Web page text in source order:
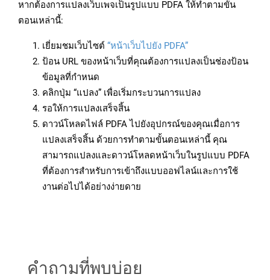
หากต้องการแปลงเว็บเพจเป็นรูปแบบ PDFA ให้ทำตามขั้น
ตอนเหล่านี้:
เยี่ยมชมเว็บไซต์ “หน้าเว็บไปยัง PDFA”
ป้อน URL ของหน้าเว็บที่คุณต้องการแปลงเป็นช่องป้อน
ข้อมูลที่กำหนด
คลิกปุ่ม “แปลง” เพื่อเริ่มกระบวนการแปลง
รอให้การแปลงเสร็จสิ้น
ดาวน์โหลดไฟล์ PDFA ไปยังอุปกรณ์ของคุณเมื่อการ
แปลงเสร็จสิ้น ด้วยการทำตามขั้นตอนเหล่านี้ คุณ
สามารถแปลงและดาวน์โหลดหน้าเว็บในรูปแบบ PDFA
ที่ต้องการสำหรับการเข้าถึงแบบออฟไลน์และการใช้
งานต่อไปได้อย่างง่ายดาย
คำถามที่พบบ่อย